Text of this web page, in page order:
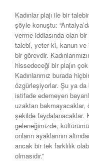
Kadınlar plajı ile bir
şöyle konuştu:
verme iddiasında olan bir
talebi, yeter ki, kanun
bir görevdir.
hissedeceği bir plajın
Kadınlarımız burada
özgürleşiyorlar. Şu ya
istifade edemeyen
uzaktan bakmayacaklar,
şekilde faydalanacaklar.
geleneğimizde,
onların ayaklarının
ancak bir tek farklılık
olmasıdır.”